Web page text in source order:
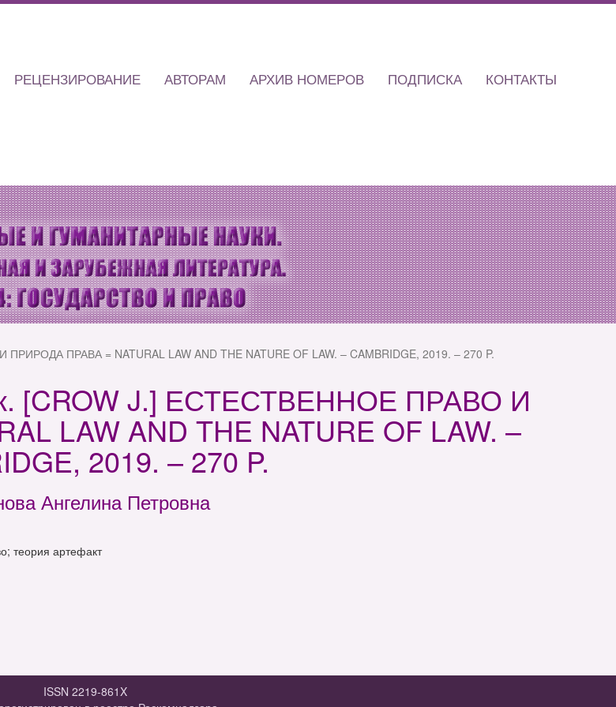
РЕЦЕНЗИРОВАНИЕ АВТОРАМ АРХИВ НОМЕРОВ ПОДПИСКА КОНТАКТЫ
ПРАВА = NATURAL LAW AND THE NATURE OF LAW. – CAMBRIDGE, 2019. – 270 P.
[CROW J.] ЕСТЕСТВЕННОЕ ПРАВО И
LAW AND THE NATURE OF LAW. –
2019. – 270 P.
Ангелина Петровна
теория артефакт
ISSN 2219-861X